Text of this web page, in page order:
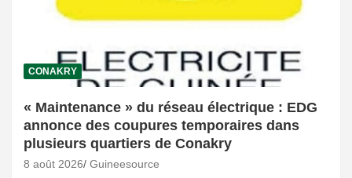
CONAKRY
« Maintenance » du réseau électrique : EDG
annonce des coupures temporaires dans
plusieurs quartiers de Conakry
8 août 2026 Guineesource